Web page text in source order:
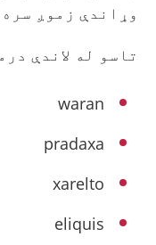
وړاندې زموږ
تاسو له لاندې
waran
pradaxa
xarelto
eliquis